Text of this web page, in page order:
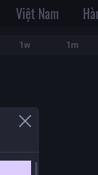
Việt Nam
1w 1m